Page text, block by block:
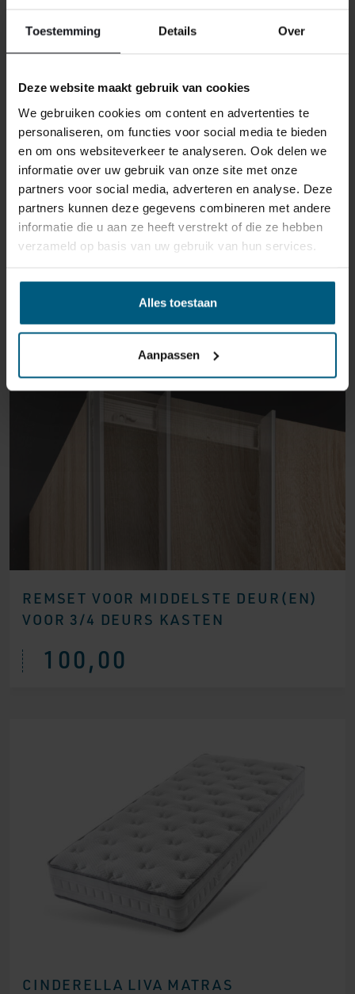
Toestemming Details Over
Deze website maakt gebruik van cookies
We gebruiken cookies om content en advertenties te
personaliseren, om functies voor social media te bieden
en om ons websiteverkeer te analyseren. Ook delen we
informatie over uw gebruik van onze site met onze
partners voor social media, adverteren en analyse. Deze
partners kunnen deze gegevens combineren met andere
informatie die u aan ze heeft verstrekt of die ze hebben
verzameld op basis van uw gebruik van hun services.
Alles toestaan
Aanpassen
dagen na ontvangst zonder opgave van reden te
annuleren. Behandel het product met zorg en zorg
Mocht het product beschadigd zijn of is de verpakking
meer beschadigd dan nodig, dan kunnen we deze
waardevermindering van het product aan u
doorberekenen.
GERELATEERDE PRODUCTEN
REMSET VOOR MIDDELSTE DEUR(EN)
VOOR 3/4 DEURS KASTEN
100,00
CINDERELLA LIVA MATRAS